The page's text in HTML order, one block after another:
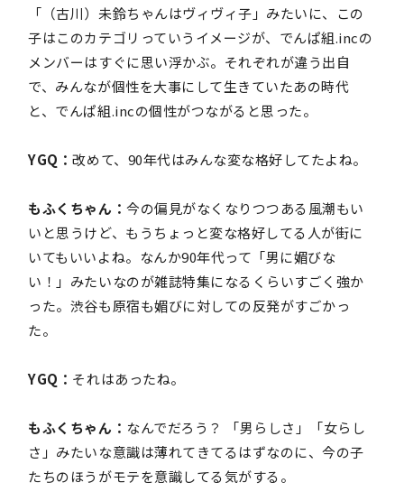
「（古川）未鈴ちゃんはヴィヴィ子」みたいに、この
子はこのカテゴリっていうイメージが、でんぱ組.incの
メンバーはすぐに思い浮かぶ。それぞれが違う出自
で、みんなが個性を大事にして生きていたあの時代
と、でんぱ組.incの個性がつながると思った。
YGQ：改めて、90年代はみんな変な格好してたよね。
もふくちゃん：今の偏見がなくなりつつある風潮もい
いと思うけど、もうちょっと変な格好してる人が街に
いてもいいよね。なんか90年代って「男に媚びな
い！」みたいなのが雑誌特集になるくらいすごく強か
った。渋谷も原宿も媚びに対しての反発がすごかっ
た。
YGQ： それはあったね。
もふくちゃん： なんでだろう？ 「男らしさ」「女らし
さ」みたいな意識は薄れてきてるはずなのに、今の子
たちのほうがモテを意識してる気がする。